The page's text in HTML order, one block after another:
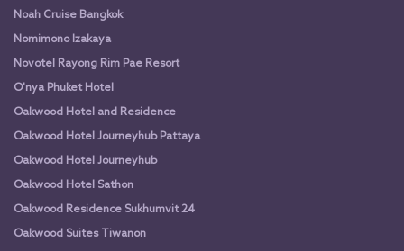
Noah Cruise Bangkok
Nomimono Izakaya
Novotel Rayong Rim Pae Resort
O'nya Phuket Hotel
Oakwood Hotel and Residence
Oakwood Hotel Journeyhub Pattaya
Oakwood Hotel Journeyhub
Oakwood Hotel Sathon
Oakwood Residence Sukhumvit 24
Oakwood Suites Tiwanon